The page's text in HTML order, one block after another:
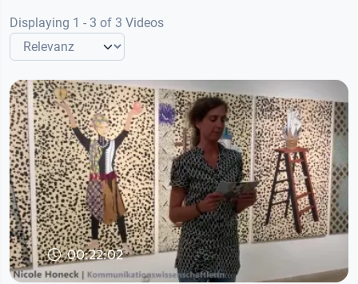
Displaying 1 - 3 of 3 Videos
00:22:02